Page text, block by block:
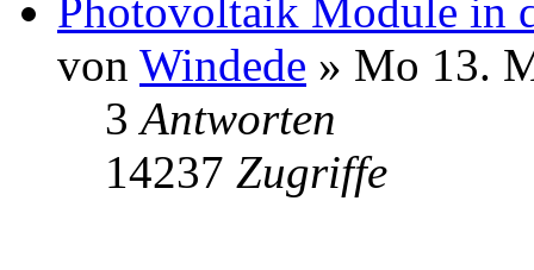
Photovoltaik Module in
von Windede » Mo 13.
3Antworten
14237 Zugriffe